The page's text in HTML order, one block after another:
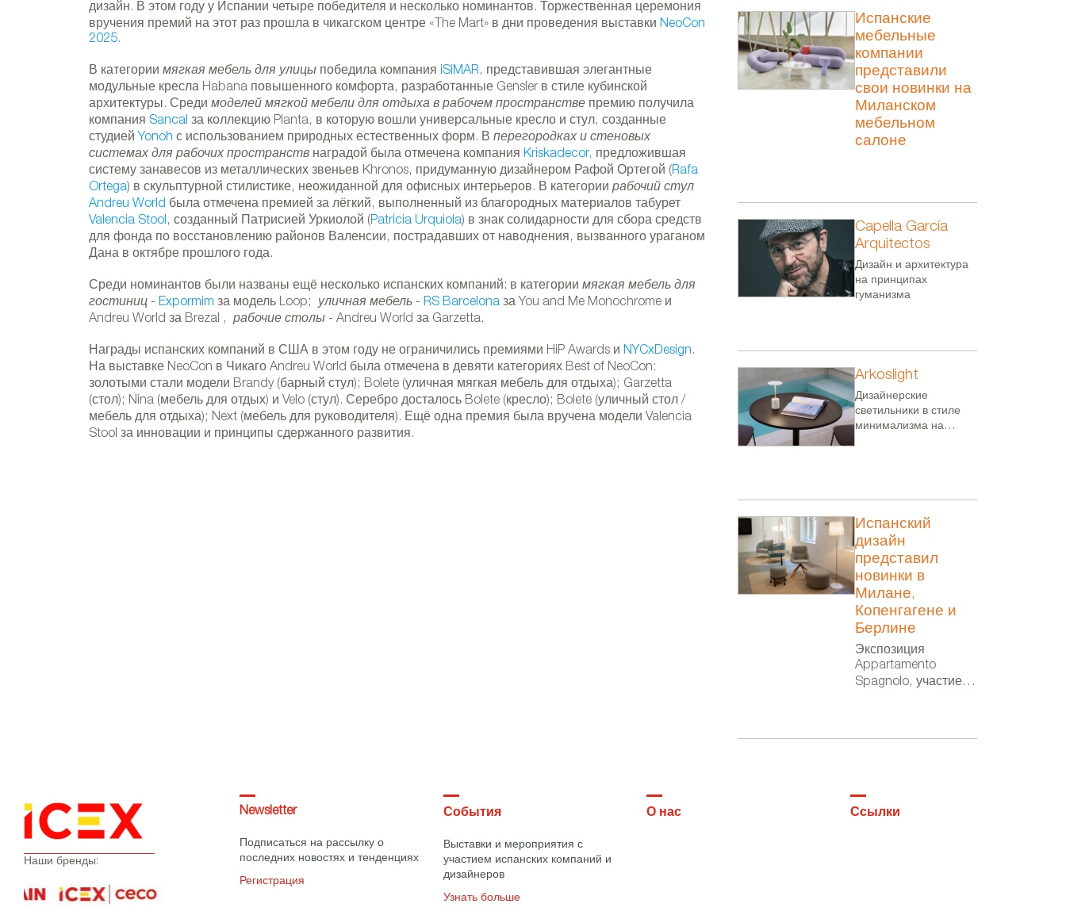
Перегородка HABANA от Gensler для iSiMAR. Фото
дизайн. В этом году у Испании четыре победителя и несколько номинантов. Торжественная церемония
вручения премий на этот раз прошла в чикагском центре «The Mart» в дни проведения выставки NeoCon
2025.
В категории мягкая мебель для улицы победила компания iSiMAR, представившая элегантные
модульные кресла Habana повышенного комфорта, разработанные Gensler в стиле кубинской
архитектуры. Среди моделей мягкой мебели для отдыха в рабочем пространстве премию получила
компания Sancal за коллекцию Planta, в которую вошли универсальные кресло и стул, созданные
студией Yonoh с использованием природных естественных форм. В перегородках и стеновых
системах для рабочих пространств наградой была отмечена компания Kriskadecor, предложившая
систему занавесов из металлических звеньев Khronos, придуманную дизайнером Рафой Ортегой (Rafa
Ortega) в скульптурной стилистике, неожиданной для офисных интерьеров. В категории рабочий стул
Andreu World была отмечена премией за лёгкий, выполненный из благородных материалов табурет
Valencia Stool, созданный Патрисией Уркиолой (Patricia Urquiola) в знак солидарности для сбора средств
для фонда по восстановлению районов Валенсии, пострадавших от наводнения, вызванного ураганом
Дана в октябре прошлого года.
Среди номинантов были названы ещё несколько испанских компаний: в категории мягкая мебель для
гостиниц - Expormim за модель Loop; уличная мебель - RS Barcelona за You and Me Monochrome и
Andreu World за Brezal , рабочие столы - Andreu World за Garzetta.
Награды испанских компаний в США в этом году не ограничились премиями HiP Awards и NYCxDesign.
На выставке NeoCon в Чикаго Andreu World была отмечена в девяти категориях Best of NeoCon:
золотыми стали модели Brandy (барный стул); Bolete (уличная мягкая мебель для отдыха); Garzetta
(стол); Nina (мебель для отдых) и Velo (стул). Серебро досталось Bolete (кресло); Bolete (уличный стол /
мебель для отдыха); Next (мебель для руководителя). Ещё одна премия была вручена модели Valencia
Stool за инновации и принципы сдержанного развития.
Испанские
мебельные
компании
представили
свои новинки на
Миланском
мебельном
салоне
Capella García
Arquitectos
Дизайн и архитектура
на принципах
гуманизма
Arkoslight
Дизайнерские
светильники в стиле
минимализма на
Испанский
дизайн
представил
новинки в
Милане,
Копенгагене и
Берлине
Экспозиция
Appartamento
Spagnolo, участие в
в Берлине
Наши бренды:
Newsletter
Подписаться на рассылку о
последних новостях и тенденциях
Регистрация
События
Выставки и мероприятия с
участием испанских компаний и
дизайнеров
Узнать больше
О нас Ссылки